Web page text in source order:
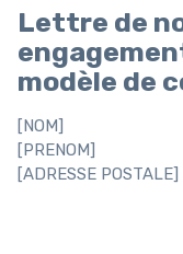
Lettre de
modèle de
[NOM]
[PRENOM]
[ADRESSE POSTALE]